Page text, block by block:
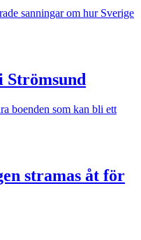
sanningar om hur Sverige
Strömsund
boenden som kan bli ett
stramas åt för